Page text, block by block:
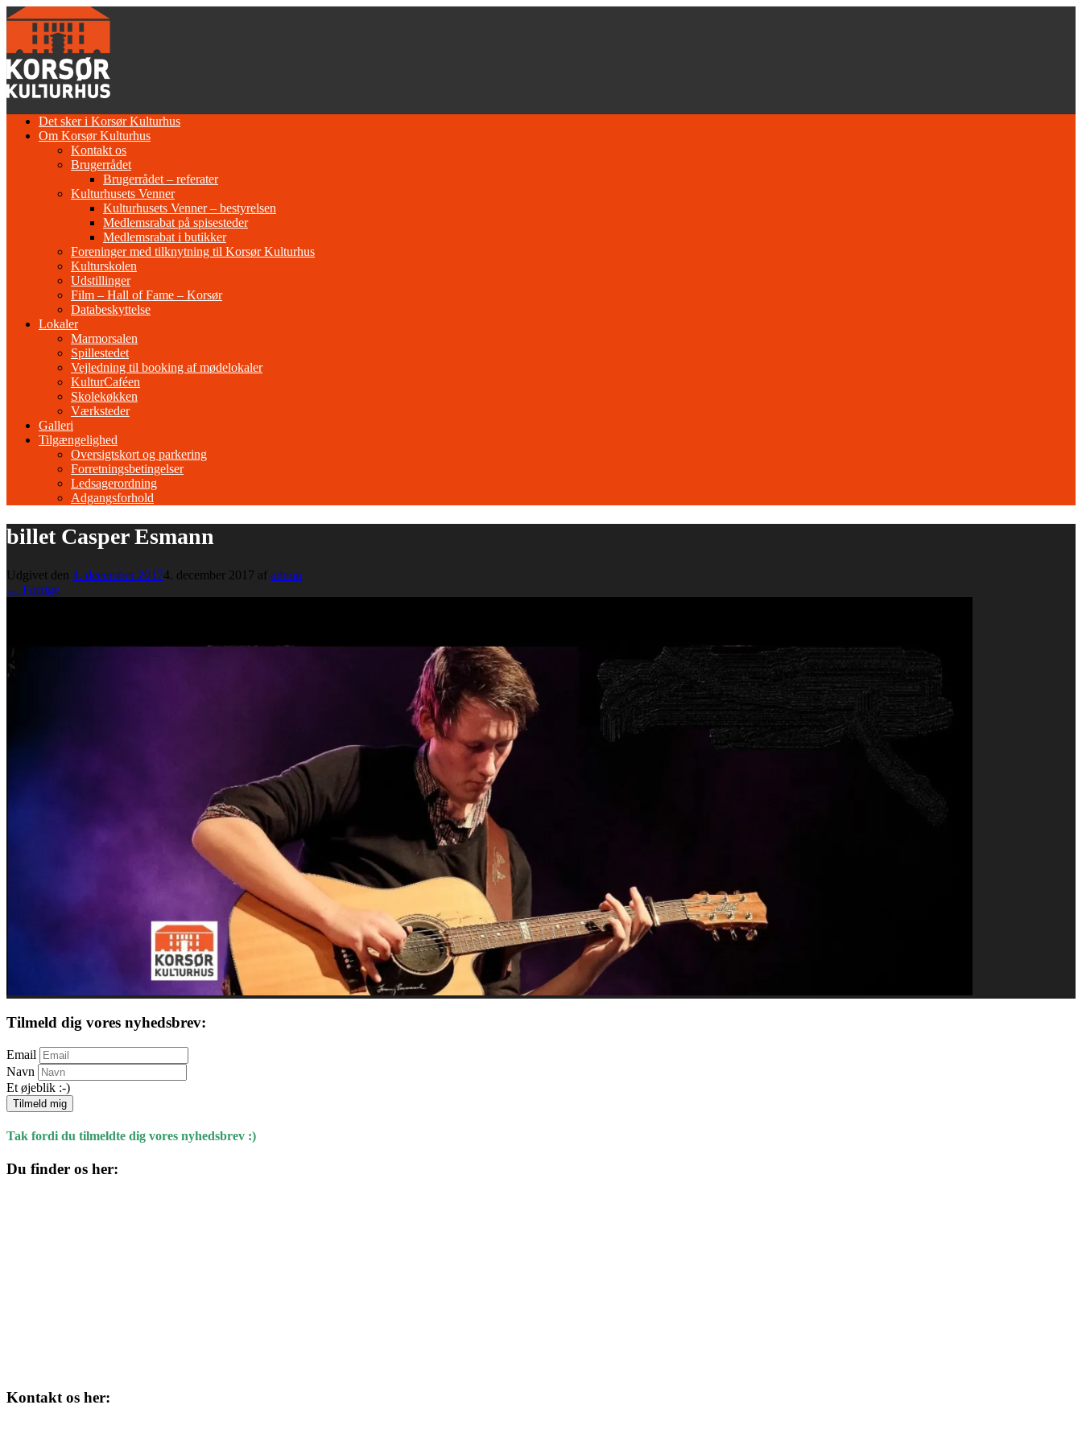
Gå
indhold
Det sker i Korsør Kulturhus
Om Korsør Kulturhus
Kontakt os
Brugerrådet
Brugerrådet – referater
Kulturhusets Venner
Kulturhusets Venner – bestyrelsen
Medlemsrabat på spisesteder
Medlemsrabat i butikker
Foreninger med tilknytning til Korsør Kulturhus
Kulturskolen
Udstillinger
Film – Hall of Fame – Korsør
Databeskyttelse
Lokaler
Marmorsalen
Spillestedet
Vejledning til booking af mødelokaler
KulturCaféen
Skolekøkken
Værksteder
Galleri
Tilgængelighed
Oversigtskort og parkering
Forretningsbetingelser
Ledsagerordning
Adgangsforhold
billet Casper Esmann
Udgivet den 4. december 20174. december 2017 af admin
← Forrige
Tilmeld dig vores nyhedsbrev:
Email
Navn
Et øjeblik :-)
Tilmeld mig
Tak fordi du tilmeldte dig vores nyhedsbrev :)
Du finder os her:
Kontakt os her: